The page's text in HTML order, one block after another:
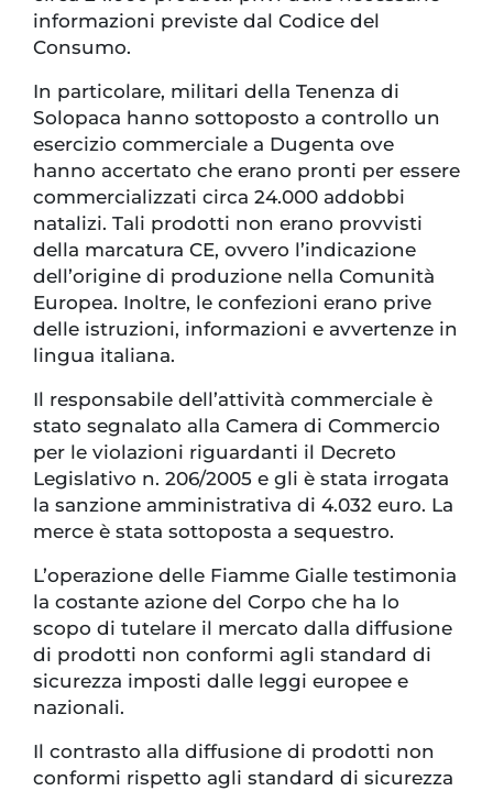
informazioni previste dal Codice del
Consumo.
In particolare, militari della Tenenza di
Solopaca hanno sottoposto a controllo un
esercizio commerciale a Dugenta ove
hanno accertato che erano pronti per essere
commercializzati circa 24.000 addobbi
natalizi. Tali prodotti non erano provvisti
della marcatura CE, ovvero l’indicazione
dell’origine di produzione nella Comunità
Europea. Inoltre, le confezioni erano prive
delle istruzioni, informazioni e avvertenze in
lingua italiana.
Il responsabile dell’attività commerciale è
stato segnalato alla Camera di Commercio
per le violazioni riguardanti il Decreto
Legislativo n. 206/2005 e gli è stata irrogata
la sanzione amministrativa di 4.032 euro. La
merce è stata sottoposta a sequestro.
L’operazione delle Fiamme Gialle testimonia
la costante azione del Corpo che ha lo
scopo di tutelare il mercato dalla diffusione
di prodotti non conformi agli standard di
sicurezza imposti dalle leggi europee e
nazionali.
Il contrasto alla diffusione di prodotti non
conformi rispetto agli standard di sicurezza